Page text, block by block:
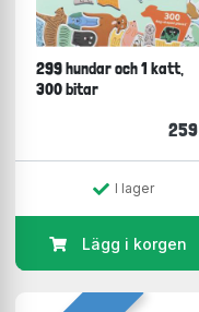
299 hundar och 1 katt,
300 bitar
259
I lager
Lägg i korgen